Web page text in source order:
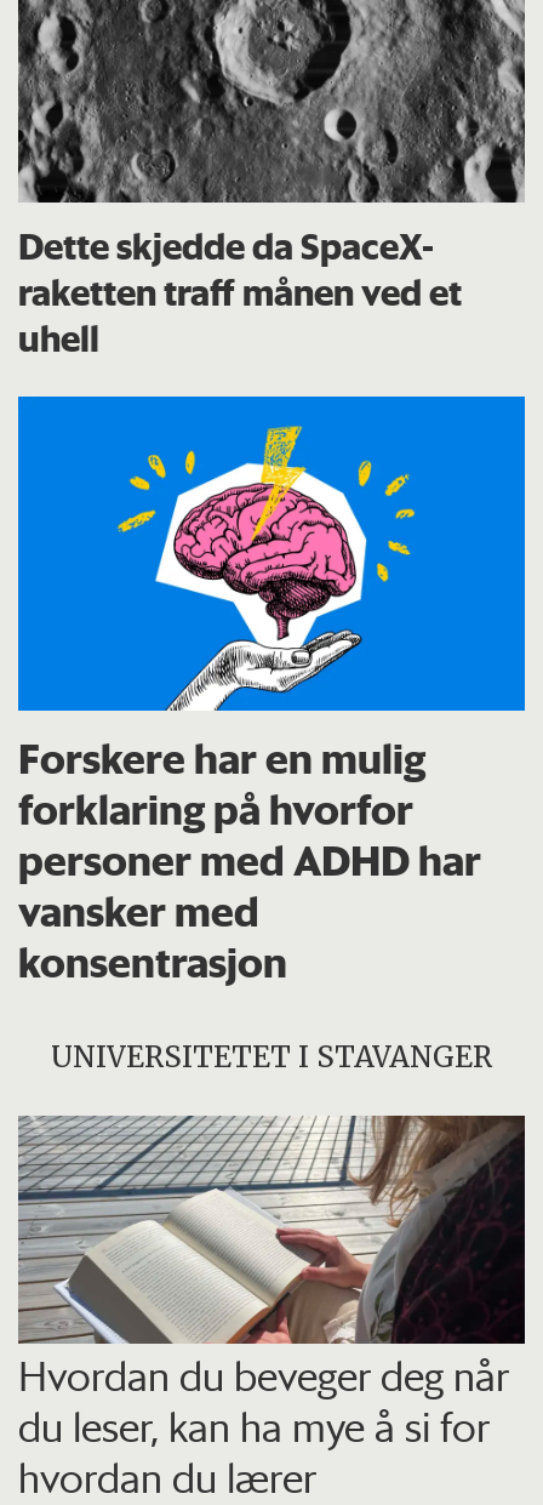
Dette skjedde da SpaceX-
raketten traff månen ved et
uhell
Forskere har en mulig
forklaring på hvorfor
personer med ADHD har
vansker med
konsentrasjon
UNIVERSITETET I STAVANGER
Hvordan du beveger deg når
du leser, kan ha mye å si for
hvordan du lærer